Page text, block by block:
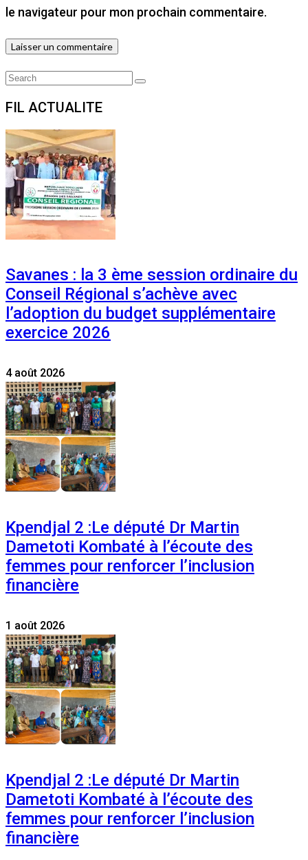
le navigateur pour mon prochain commentaire.
Search
Search
FIL ACTUALITE
Savanes : la 3 ème session ordinaire du
Conseil Régional s’achève avec
l’adoption du budget supplémentaire
exercice 2026
4 août 2026
Kpendjal 2 :Le député Dr Martin
Dametoti Kombaté à l’écoute des
femmes pour renforcer l’inclusion
financière
1 août 2026
Kpendjal 2 :Le député Dr Martin
Dametoti Kombaté à l’écoute des
femmes pour renforcer l’inclusion
financière